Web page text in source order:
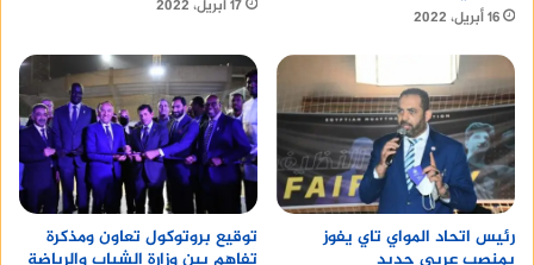
16 أبريل، 2022
17 أبريل، 2022
رئيس اتحاد المواي تاي يفوز
بمنصب عربي جديد
توقيع بروتوكول تعاون ومذكرة
تفاهم بين وزارة الشباب والرياضة